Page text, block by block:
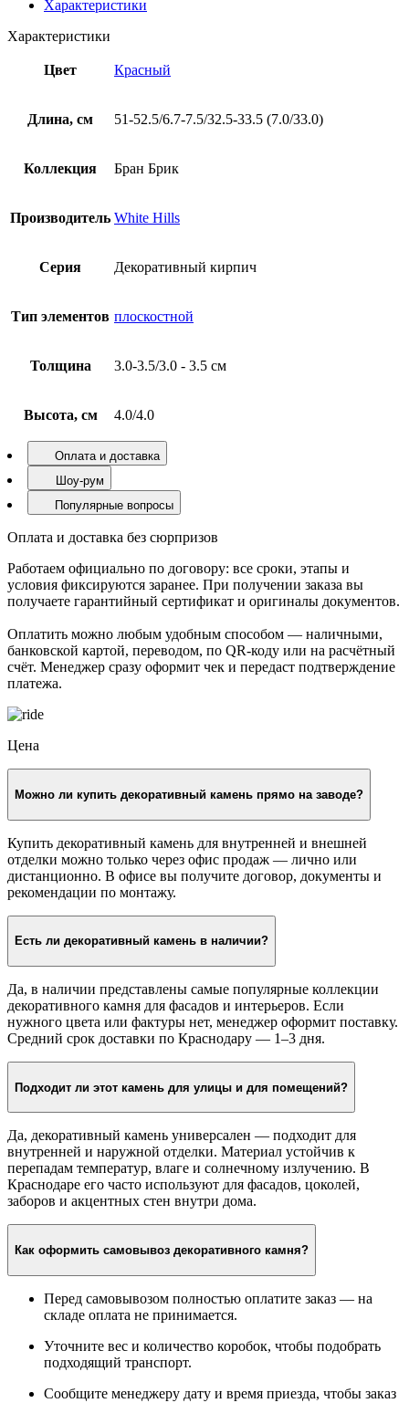
Материал не требует особого ухода, не боится дождей, мороза
и солнца — цвет остаётся таким же, как в день укладки. К
тому же он легче натурального кирпича, что упрощает
монтаж и не даёт лишней нагрузки на стены. Уложить такой
камень можно без спецоборудования — подойдёт и для
Характеристики
Толщина
Высота, см 4.0/4.0
Оплата и доставка
Шоу-рум
Популярные вопросы
Оплата и доставка без сюрпризов
Работаем официально по договору: все сроки, этапы и
условия фиксируются заранее. При получении заказа вы
получаете гарантийный сертификат и оригиналы документов.
Оплатить можно любым удобным способом — наличными,
банковской картой, переводом, по QR-коду или на расчётный
счёт. Менеджер сразу оформит чек и передаст подтверждение
платежа.
Цена
Можно ли купить декоративный камень прямо на заводе?
Купить декоративный камень для внутренней и внешней
дистанционно. В офисе вы получите договор, документы и
рекомендации по монтажу.
Есть ли декоративный камень в наличии?
Да, в наличии представлены самые популярные коллекции
нужного цвета или фактуры нет, менеджер оформит поставку.
Средний срок доставки по Краснодару — 1–3 дня.
Подходит ли этот камень для улицы и для помещений?
Да, декоративный камень универсален — подходит для
внутренней и наружной отделки. Материал устойчив к
Краснодаре его часто используют для фасадов, цоколей,
заборов и акцентных стен внутри дома.
Как оформить самовывоз декоративного камня?